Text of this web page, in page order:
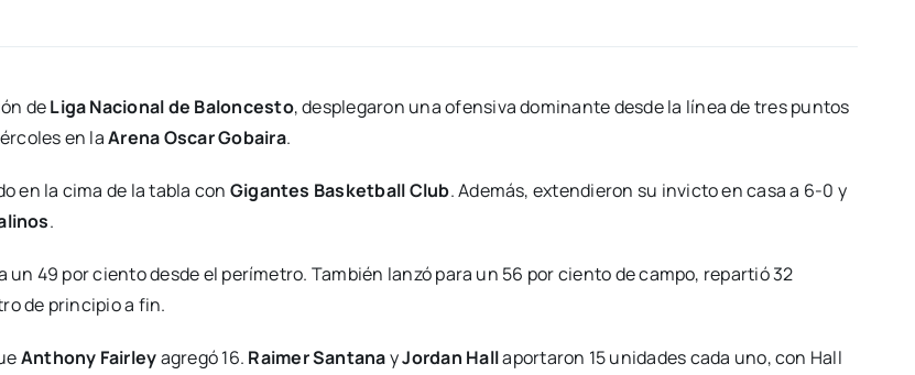
deLiga Nacional de Baloncesto, desplegaron una ofensiva dominante desde la línea de tres puntos
en laArena Oscar Gobaira.
en la cima de la tabla con Gigantes Basketball Club. Además, extendieron su invicto en casa a 6-0 y
.
un 49 por ciento desde el perímetro. También lanzó para un 56 por ciento de campo, repartió 32
de principio a fin.
Anthony Fairleyagregó 16. Raimer SantanayJordan Hallaportaron 15 unidades cada uno, con Hall